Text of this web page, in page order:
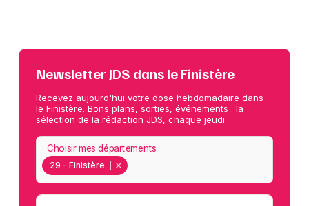
Newsletter JDS dans le Finistère
Recevez aujourd'hui votre dose hebdomadaire dans
le Finistère. Bons plans, sorties, événements : la
sélection de la rédaction JDS, chaque jeudi.
29 - Finistère
Choisir mes départements